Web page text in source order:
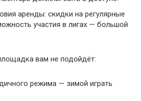
аренды: скидки на регулярные
участия в лигах — большой
вам не подойдёт:
режима — зимой играть